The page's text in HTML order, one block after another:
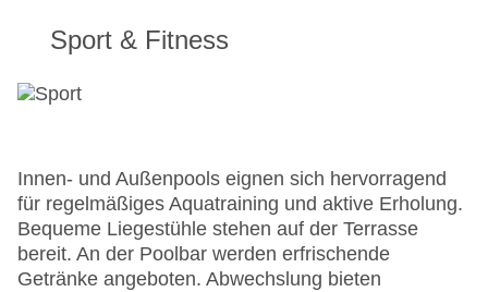
Sport & Fitness
Innen- und Außenpools eignen sich hervorragend
für regelmäßiges Aquatraining und aktive Erholung.
Bequeme Liegestühle stehen auf der Terrasse
bereit. An der Poolbar werden erfrischende
Getränke angeboten. Abwechslung bieten